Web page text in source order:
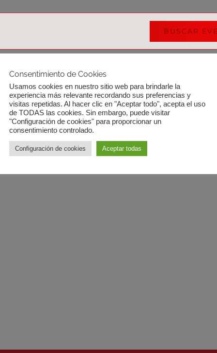
hay eventos programados para 07/11/2025. Ir a lospróximos
BUSCAR
Consentimiento de Cookies
Usamos cookies en nuestro sitio web para brindarle la
experiencia más relevante recordando sus preferencias y
visitas repetidas. Al hacer clic en "Aceptar todo", acepta el uso
de TODAS las cookies. Sin embargo, puede visitar
"Configuración de cookies" para proporcionar un
consentimiento controlado.
Configuración de cookies Aceptar todas